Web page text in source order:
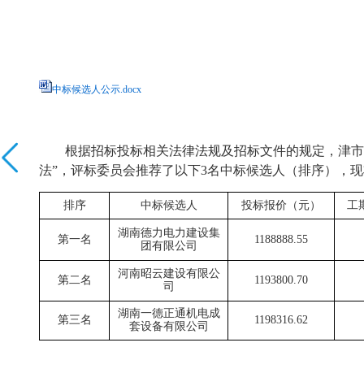
中标候选人公示.docx
根据招标投标相关法律法规及招标文件的规定， 津
法”，评标委员会推荐了以下3名中标候选人（排序），
排序 中标候选人 投标报价（元） 工
第一名
湖南德力电力建设集
团有限公司
1188888.55
第二名
河南昭云建设有限公
司
1193800.70
第三名
湖南一德正通机电成
套设备有限公司
1198316.62